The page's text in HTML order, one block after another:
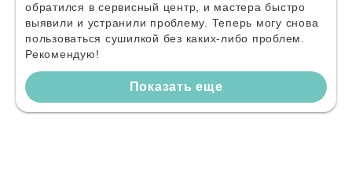
обратился в сервисный центр, и мастера быстро
выявили и устранили проблему. Теперь могу снова
пользоваться сушилкой без каких-либо проблем.
Рекомендую!
Показать еще